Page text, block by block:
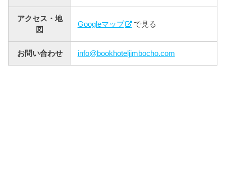
アクセス・地
図
Googleマップ で見る
お問い合わせ info@bookhoteljimbocho.com